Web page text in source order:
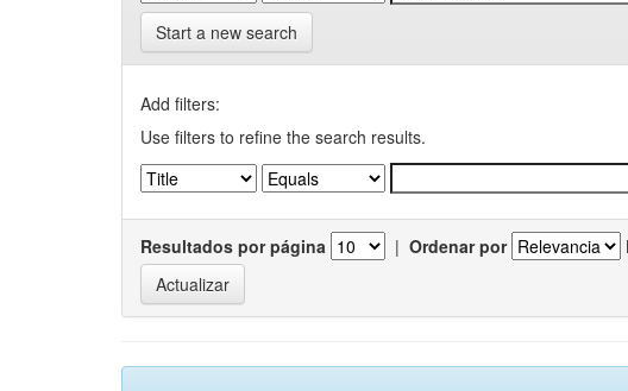
Start a new search
Add filters:
Use filters to refine the search results.
Resultados por página | Ordenar por